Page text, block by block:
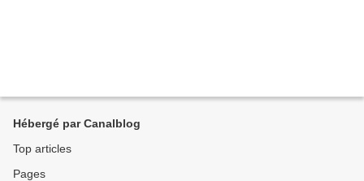
Hébergé par Canalblog
Top articles
Pages